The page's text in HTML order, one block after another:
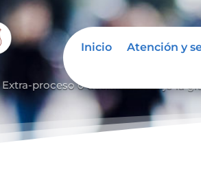
Inicio Atención y
Extra-proceso o declaración bajo la